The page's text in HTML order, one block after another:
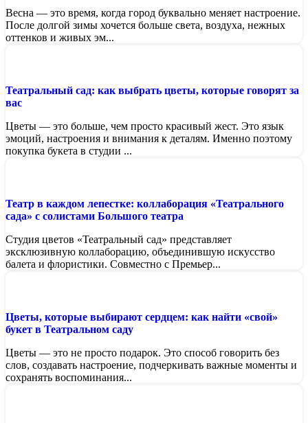
Весна — это время, когда город буквально меняет настроение.
После долгой зимы хочется больше света, воздуха, нежных
оттенков и живых эм...
Театральный сад: как выбрать цветы, которые говорят за
вас
Цветы — это больше, чем просто красивый жест. Это язык
эмоций, настроения и внимания к деталям. Именно поэтому
покупка букета в студии ...
Театр в каждом лепестке: коллаборация «Театрального
сада» с солистами Большого театра
Студия цветов «Театральный сад» представляет
эксклюзивную коллаборацию, объединившую искусство
балета и флористики. Совместно с Премьер...
Цветы, которые выбирают сердцем: как найти «свой»
букет в Театральном саду
Цветы — это не просто подарок. Это способ говорить без
слов, создавать настроение, подчеркивать важные моменты и
сохранять воспоминания...